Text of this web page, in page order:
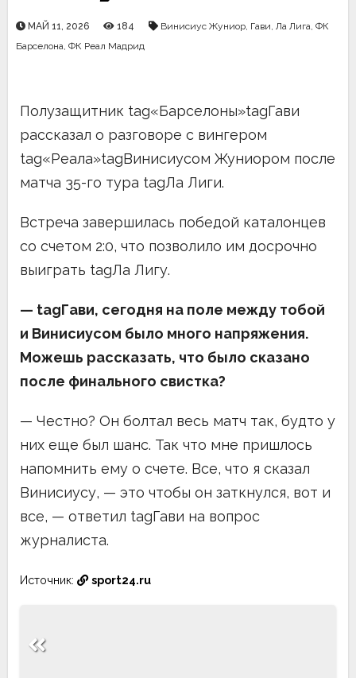
МАЙ 11, 2026 184 Винисиус Жуниор, Гави, Ла Лига, ФК
Барселона, ФК Реал Мадрид
Полузащитник tag«Барселоны»tagГави
рассказал о разговоре с вингером
tag«Реала»tagВинисиусом Жуниором после
матча 35-го тура tagЛа Лиги.
Встреча завершилась победой каталонцев
со счетом 2:0, что позволило им досрочно
выиграть tagЛа Лигу.
— tagГави, сегодня на поле между тобой
и Винисиусом было много напряжения.
Можешь рассказать, что было сказано
после финального свистка?
— Честно? Он болтал весь матч так, будто у
них еще был шанс. Так что мне пришлось
напомнить ему о счете. Все, что я сказал
Винисиусу, — это чтобы он заткнулся, вот и
все, — ответил tagГави на вопрос
журналиста.
Источник: sport24.ru
по